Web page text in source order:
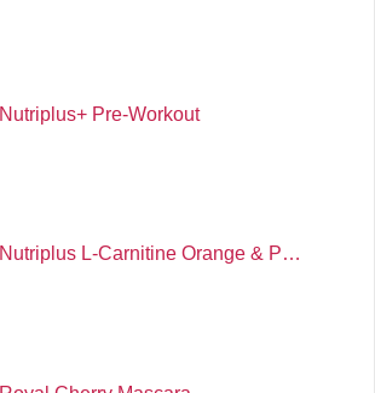
Nutriplus+ Pre-Workout
Nutriplus L-Carnitine Orange & P…